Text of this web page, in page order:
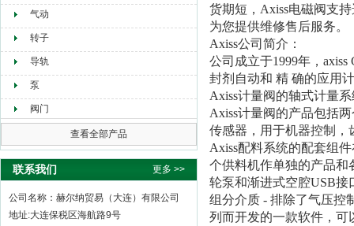
气动
转子
导轨
泵
阀门
查看全部产品
联系我们 更多 >>
公司名称：赫尔纳贸易（大连）有限公司
地址:大连保税区海航路9号
货期短，Axiss电磁阀支
为您提供维修售后服务。
Axiss公司简介：
公司成立于1999年，
封剂自动和 精 确的应用
Axiss计量阀的轴式计量
Axiss计量阀的产品包括
传感器，用于机器控制，
Axiss配料系统的配套组
个供料机作单独的产品和
轮泵和渐进式空腔USB接
组分介质 - 排除了气压控
列而开发的一款软件，可